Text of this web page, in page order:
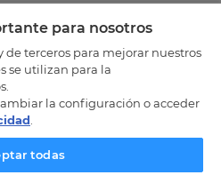
para nosotros
de terceros para mejorar nuestros
se utilizan para la
la configuración o acceder
todas